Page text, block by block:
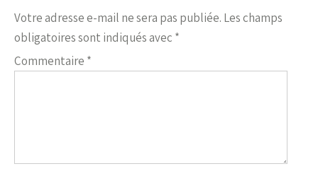
Votre adresse e-mail ne sera pas publiée. Les champs
obligatoires sont indiqués avec *
Commentaire *